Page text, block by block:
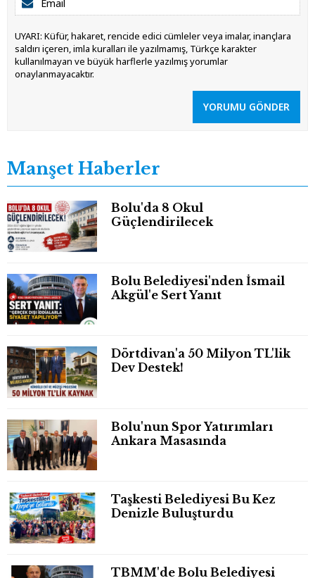
UYARI: Küfür, hakaret, rencide edici cümleler veya imalar, inançlara
saldırı içeren, imla kuralları ile yazılmamış, Türkçe karakter
kullanılmayan ve büyük harflerle yazılmış yorumlar
onaylanmayacaktır.
YORUMU GÖNDER
Manşet Haberler
Bolu'da 8 Okul
Güçlendirilecek
Bolu Belediyesi'nden İsmail
Akgül'e Sert Yanıt
Dörtdivan'a 50 Milyon TL'lik
Dev Destek!
Bolu'nun Spor Yatırımları
Ankara Masasında
Taşkesti Belediyesi Bu Kez
Denizle Buluşturdu
TBMM'de Bolu Belediyesi